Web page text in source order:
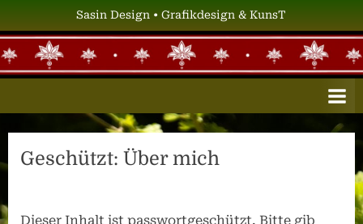
to
content
Sasin Design • Grafikdesign & KunsT
S
S
N
E
Grafikdesign
&
Geschützt: Über mich
Dieser Inhalt ist passwortgeschützt. Bitte gib